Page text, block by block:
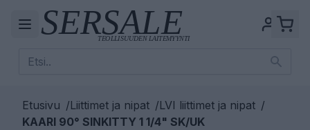
Etusivu /Liittimet ja nipat /LVI liittimet ja nipat /
KAARI 90° SINKITTY 1 1/4" SK/UK